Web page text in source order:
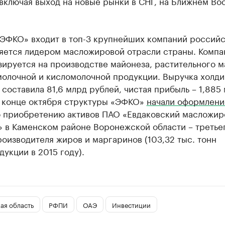
входит в топ-3 крупнейших компаний
лидером масложировой отрасли страны.
на производстве майонеза, растительного
и кисломолочной продукции. Выручка
81,6 млрд рублей, чистая прибыль –
октября структуры «ЭФКО» начали
активов ПАО «Евдаковский
в Каменском районе Воронежской области –
жиров и маргаринов (103,32 тыс. тонн
в 2015 году).
область РФПИ ОАЭ Инвестиции